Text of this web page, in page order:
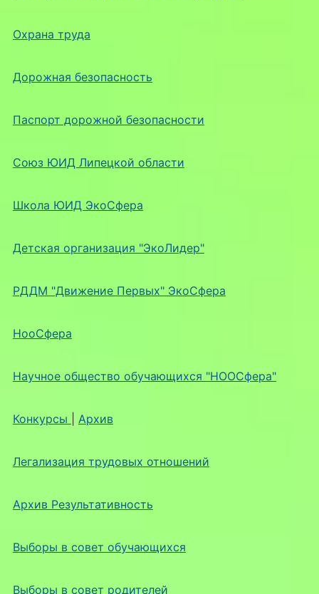
Охрана труда
Дорожная безопасность
Паспорт дорожной безопасности
Союз ЮИД Липецкой области
Школа ЮИД ЭкоСфера
Детская организация "ЭкоЛидер"
РДДМ "Движение Первых" ЭкоСфера
НооСфера
Научное общество обучающихся "НООСфера"
Конкурсы Архив
Легализация трудовых отношений
Архив Результативность
Выборы в совет обучающихся
Выборы в совет родителей